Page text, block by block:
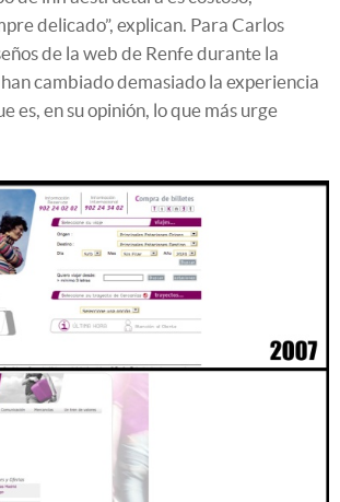
delicado”, explican. Para Carlos
de la web de Renfe durante la
cambiado demasiado la experiencia
es, en su opinión, lo que más urge